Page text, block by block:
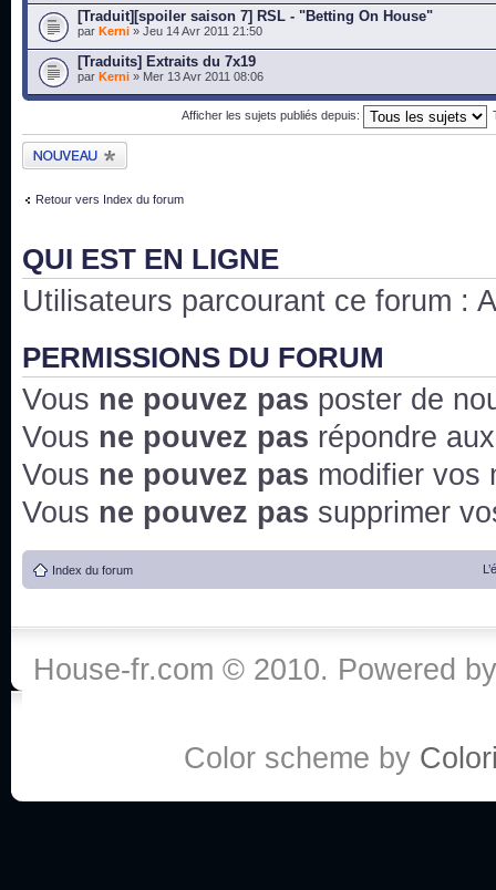
[Traduit][spoiler saison 7] RSL - "Betting On House"
par Kerni » Jeu 14 Avr 2011 21:50
[Traduits] Extraits du 7x19
par Kerni » Mer 13 Avr 2011 08:06
Afficher les sujets publiés depuis:
Publier un nouveau
sujet
Retour vers Index du forum
QUI EST EN LIGNE
Utilisateurs parcourant ce forum :
PERMISSIONS DU FORUM
Vous ne pouvez pas poster de
Vous ne pouvez pas répondre
Vous ne pouvez pas modifier vos
Vous ne pouvez pas supprimer
Index du forum
House-fr.com © 2010. Powered
Color scheme by